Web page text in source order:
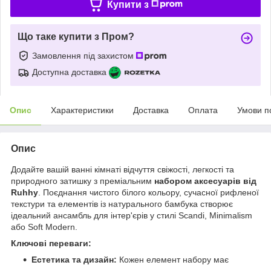
Купити з
Що таке купити з Пром?
Замовлення під захистом
Доступна доставка
Опис Характеристики Доставка Оплата Умови
Опис
Додайте вашій ванні кімнаті відчуття свіжості, легкості та
природного затишку з преміальним набором аксесуарів від
Ruhhy . Поєднання чистого білого кольору, сучасної рифленої
текстури та елементів із натурального бамбука створює
ідеальний ансамбль для інтер'єрів у стилі Scandi, Minimalism
або Soft Modern.
Ключові переваги:
Естетика та дизайн: Кожен елемент набору має